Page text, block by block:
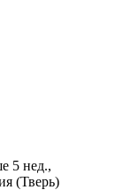
5 нед.,
(Тверь)